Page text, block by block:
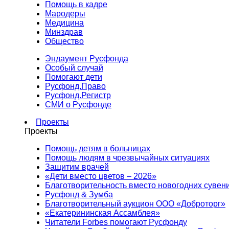
Помощь в кадре
Мародеры
Медицина
Минздрав
Общество
Эндаумент Русфонда
Особый случай
Помогают дети
Русфонд.Право
Русфонд.Регистр
СМИ о Русфонде
Проекты
Проекты
Помощь детям в больницах
Помощь людям в чрезвычайных ситуациях
Защитим врачей
«Дети вместо цветов – 2026»
Благотворительность вместо новогодних
Русфонд & Зумба
Благотворительный аукцион ООО «Доброторг»
«Екатерининская Ассамблея»
Читатели Forbes помогают Русфонду